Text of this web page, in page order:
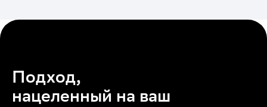
Подход,
нацеленный на ваш